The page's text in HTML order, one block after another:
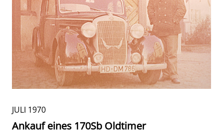
JULI 1970
Ankauf eines 170Sb Oldtimer